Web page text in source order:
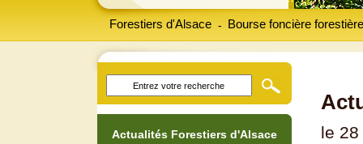
Forestiers d'Alsace Bourse foncière forestière
-
le
Actualités Forestiers d'Alsace